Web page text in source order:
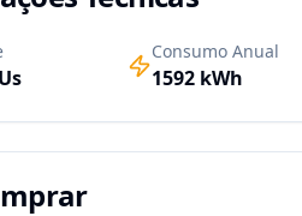
Consumo Anual
1592 kWh